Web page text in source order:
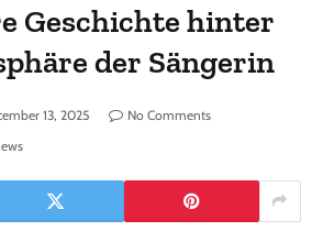
Geschichte hinter
der Sängerin
13, 2025
No Comments